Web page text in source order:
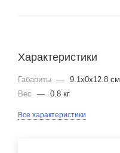
Характеристики
Габариты — 9.1x0x12.8 см
Вес
— 0.8 кг
Все характеристики